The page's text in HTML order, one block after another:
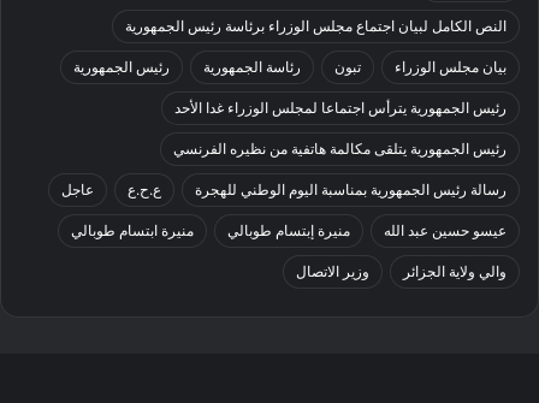
النص الكامل لبيان اجتماع مجلس الوزراء برئاسة رئيس الجمهورية
بيان مجلس الوزراء تبون رئاسة الجمهورية رئيس الجمهورية
رئيس الجمهورية يترأس اجتماعا لمجلس الوزراء غدا الأحد
رئيس الجمهورية يتلقى مكالمة هاتفية من نظيره الفرنسي
رسالة رئيس الجمهورية بمناسبة اليوم الوطني للهجرة ع.ح.ع عاجل
عيسو حسين عبد الله منيرة إبتسام طوبالي منيرة ابتسام طوبالي
والي ولاية الجزائر وزير الاتصال